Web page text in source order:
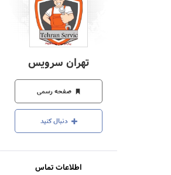
تایید
شده
شرکت‌ها،
سازمان‌ها
و
روابط
عمومی‌ها
تهران سرویس
صفحه رسمی
دنبال کنید
اطلاعات تماس